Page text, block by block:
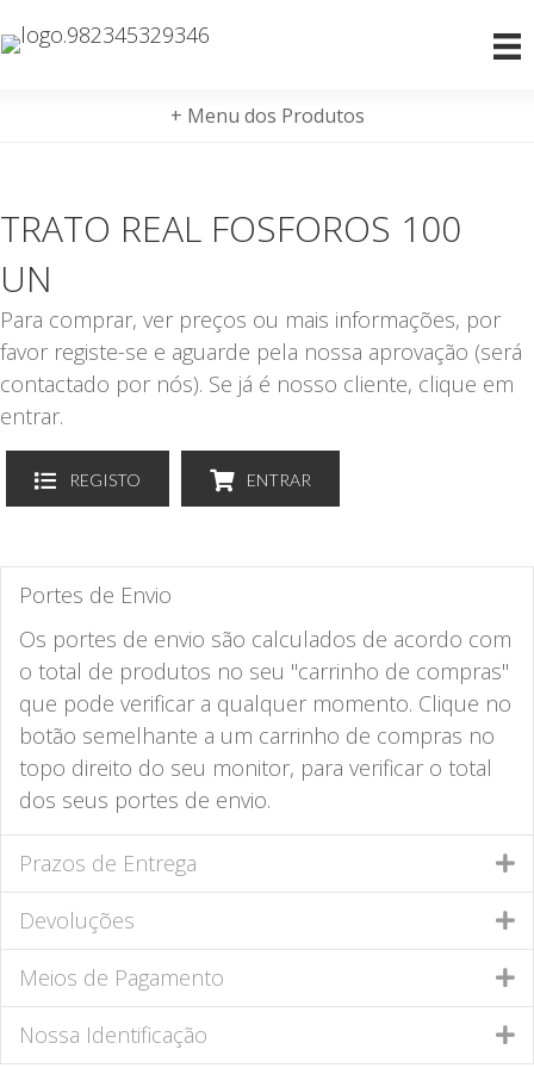
+ Menu dos Produtos
TRATO REAL FOSFOROS 100
UN
Para comprar, ver preços ou mais informações, por
favor registe-se e aguarde pela nossa aprovação (será
contactado por nós). Se já é nosso cliente, clique em
entrar.
REGISTO ENTRAR
Portes de Envio
Os portes de envio são calculados de acordo com
o total de produtos no seu "carrinho de compras"
que pode verificar a qualquer momento. Clique no
botão semelhante a um carrinho de compras no
topo direito do seu monitor, para verificar o total
dos seus portes de envio.
Prazos de Entrega
Devoluções
Meios de Pagamento
Nossa Identificação